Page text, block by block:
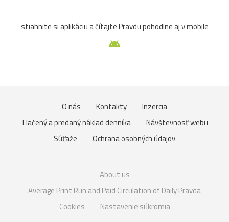
stiahnite si aplikáciu a čítajte Pravdu pohodlne aj v mobile
O nás Kontakty
Inzercia
Tlačený a predaný náklad denníka
Návštevnosť webu
Súťaže
Ochrana osobných údajov
About us
Average Print Run and Paid Circulation of Daily Pravda
Cookies
Nastavenie súkromia